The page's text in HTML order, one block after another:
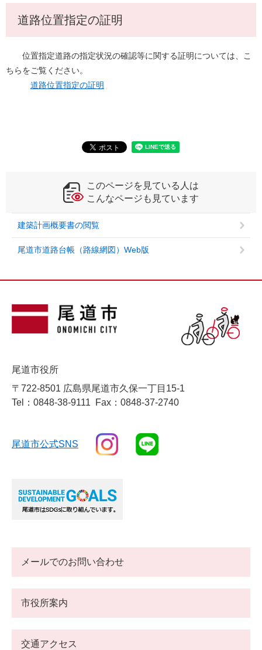
道路位置指定の証明
位置指定道路の指定状況の確認等に関する証明については、こ
ちらをご覧ください。
道路位置指定の証明
このページを見ている人は
こんなページも見ています
建築計画概要書の閲覧
尾道市道路台帳（路線網図）Web版
尾道市役所
〒722-8501 広島県尾道市久保一丁目15-1
Tel：0848-38-9111
Fax：0848-37-2740
尾道市公式SNS
メールでのお問い合わせ
市役所案内
交通アクセス